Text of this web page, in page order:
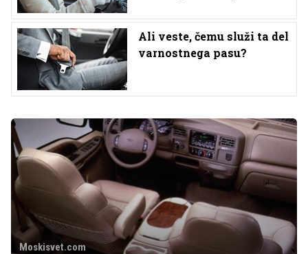
Ali veste, čemu služi ta del
varnostnega pasu?
Moskisvet.com